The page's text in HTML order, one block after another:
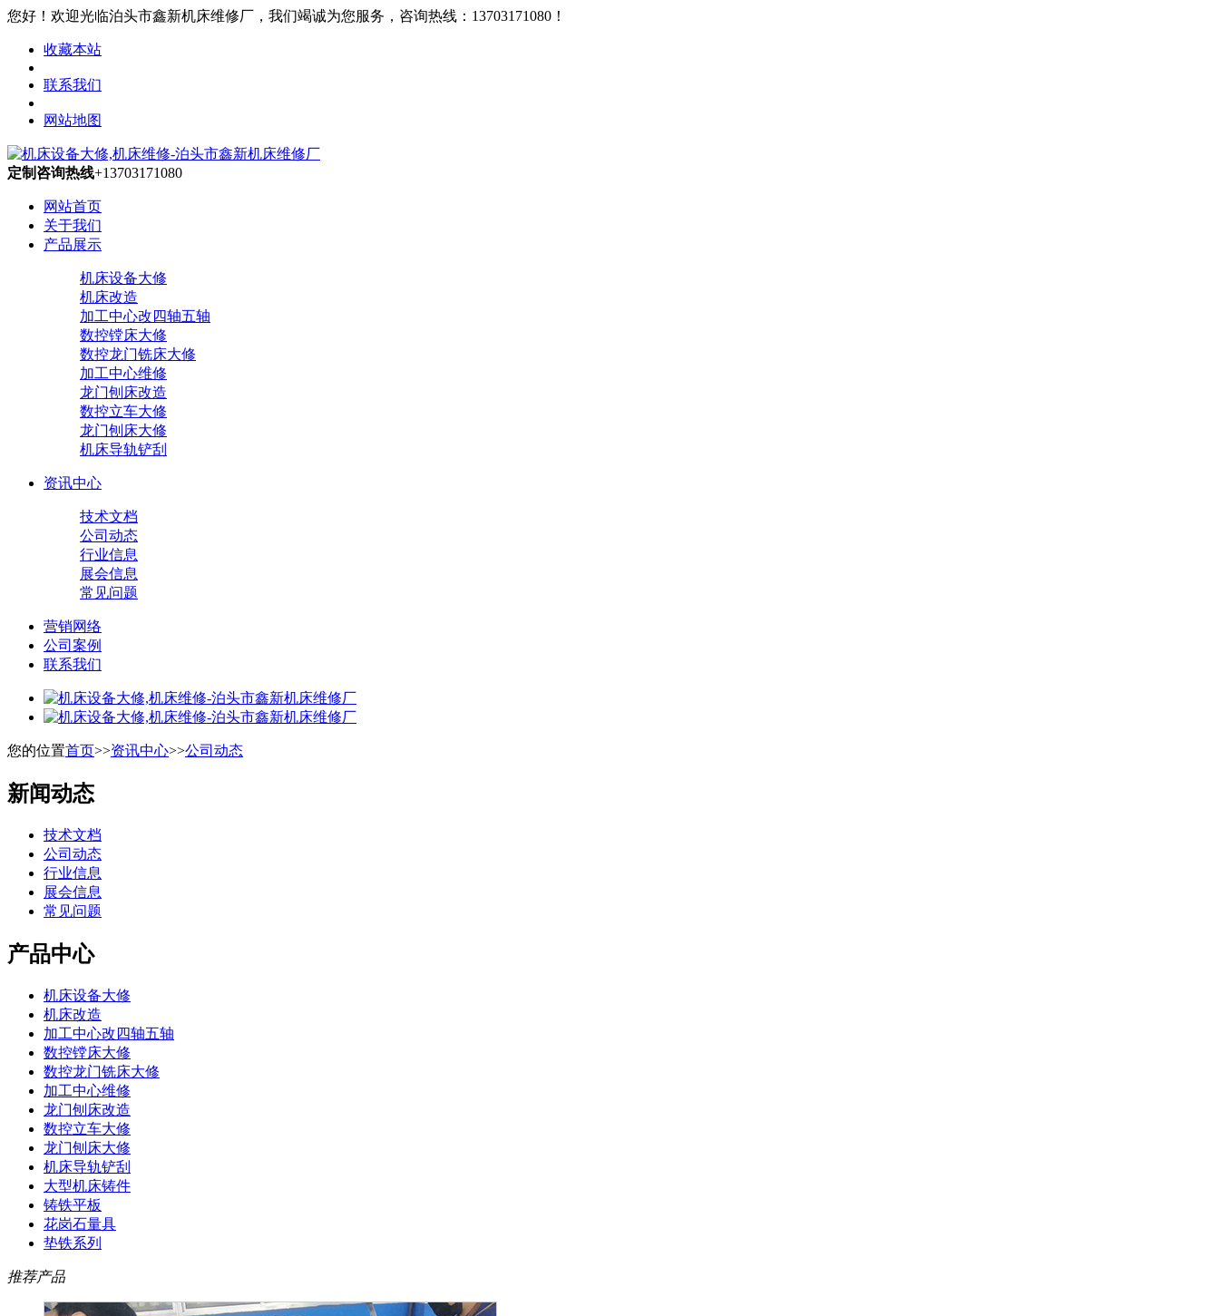
您好！欢迎光临泊头市鑫新机床维修厂，我们竭诚为您服务，咨询热线：13703171080！
收藏本站
联系我们
网站地图
定制咨询热线+13703171080
网站首页
关于我们
产品展示
机床设备大修
机床改造
加工中心改四轴五轴
数控镗床大修
数控龙门铣床大修
加工中心维修
龙门刨床改造
数控立车大修
龙门刨床大修
机床导轨铲刮
资讯中心
技术文档
公司动态
行业信息
展会信息
常见问题
营销网络
公司案例
联系我们
您的位置首页>>资讯中心>>公司动态
新闻动态
技术文档
公司动态
行业信息
展会信息
常见问题
产品中心
机床设备大修
机床改造
加工中心改四轴五轴
数控镗床大修
数控龙门铣床大修
加工中心维修
龙门刨床改造
数控立车大修
龙门刨床大修
机床导轨铲刮
大型机床铸件
铸铁平板
花岗石量具
垫铁系列
推荐产品